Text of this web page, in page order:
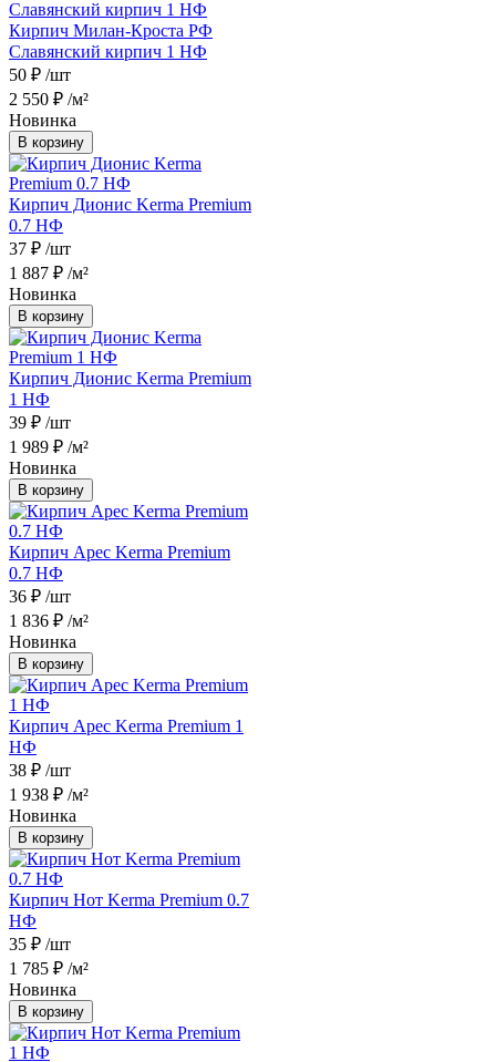
Кирпич Милан-Кроста РФ
Славянский кирпич 1 НФ
50 ₽ /шт
2 550 ₽ /м²
Новинка
В корзину
Кирпич Дионис Kerma Premium
0.7 НФ
37 ₽ /шт
1 887 ₽ /м²
Новинка
В корзину
Кирпич Дионис Kerma Premium
1 НФ
39 ₽ /шт
1 989 ₽ /м²
Новинка
В корзину
Кирпич Арес Kerma Premium
0.7 НФ
36 ₽ /шт
1 836 ₽ /м²
Новинка
В корзину
Кирпич Арес Kerma Premium 1
НФ
38 ₽ /шт
1 938 ₽ /м²
Новинка
В корзину
Кирпич Нот Kerma Premium 0.7
НФ
35 ₽ /шт
1 785 ₽ /м²
Новинка
В корзину